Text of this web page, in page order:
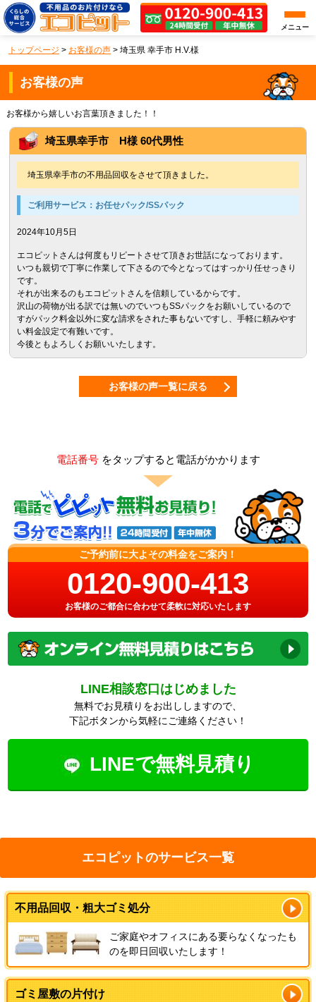
メニュー
トップページ > お客様の声 > 埼玉県 幸手市 H.V.様
お客様の声
お客様から嬉しいお言葉頂きました！！
埼玉県幸手市 H様 60代男性
埼玉県幸手市の不用品回収をさせて頂きました。
ご利用サービス： お任せパック/SSパック
2024年10月5日
エコピットさんは何度もリピートさせて頂きお世話になっております。
いつも親切で丁寧に作業して下さるので今となってはすっかり任せっきり
です。
それが出来るのもエコピットさんを信頼しているからです。
沢山の荷物が出る訳では無いのでいつもSSパックをお願いしているので
すがパック料金以外に変な請求をされた事もないですし、手軽に頼みやす
い料金設定で有難いです。
今後ともよろしくお願いいたします。
お客様の声一覧に戻る
電話番号をタップすると電話がかかります
ご予約前に大よその料金をご案内！
0120-900-413
お客様のご都合に合わせて柔軟に対応いたします
LINE相談窓口はじめました
無料でお見積りをお出ししますので、
下記ボタンから気軽にご連絡ください！
LINEで無料見積り
エコピットのサービス一覧
不用品回収・粗大ゴミ処分
ご家庭やオフィスにある要らなくなったも
のを即日回収いたします！
ゴミ屋敷の片付け